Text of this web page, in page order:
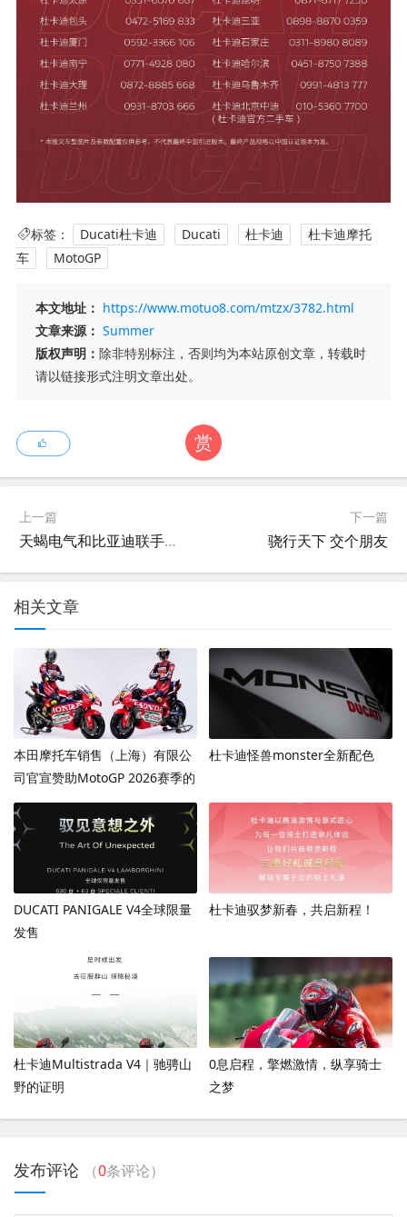
标签： Ducati杜卡迪 Ducati 杜卡迪
杜卡迪摩托
车
MotoGP
本文地址： https://www.motuo8.com/mtzx/3782.html
文章来源： Summer
版权声明： 除非特别标注，否则均为本站原创文章，转载时
请以链接形式注明文章出处。
赏
上一篇
天蝎电气和比亚迪联手开发电动摩托车！
下一篇
骁行天下 交个朋友
相关文章
本田摩托车销售（上海）有限公
司官宣赞助MotoGP 2026赛季的
Honda HRC Castrol车队
杜卡迪怪兽monster全新配色
DUCATI PANIGALE V4全球限量
发售
杜卡迪驭梦新春，共启新程！
杜卡迪Multistrada V4｜驰骋山
野的证明
0息启程，擎燃激情，纵享骑士
之梦
发布评论 （0条评论）